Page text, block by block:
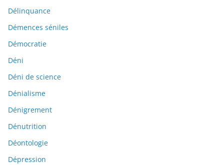
Délinquance
Démences séniles
Démocratie
Déni
Déni de science
Dénialisme
Dénigrement
Dénutrition
Déontologie
Dépression